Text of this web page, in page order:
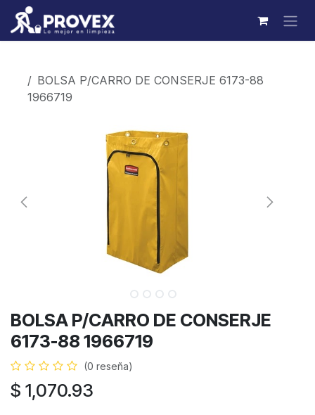
Ir al contenido
BOLSA P/CARRO DE CONSERJE 6173-88
1966719
BOLSA P/CARRO DE CONSERJE
6173-88 1966719
(0 reseña)
$ 1,070.93